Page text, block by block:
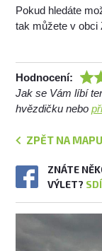
Pokud hledáte
tak můžete v obci
Hodnocení:
Jak se Vám líbí
hvězdičku nebo
ZPĚT NA
ZNÁTE
VÝLET?